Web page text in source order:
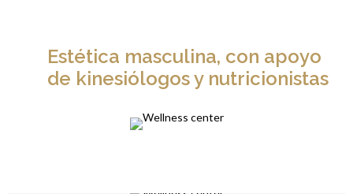
Estética masculina, con apoyo
de kinesiólogos y nutricionistas